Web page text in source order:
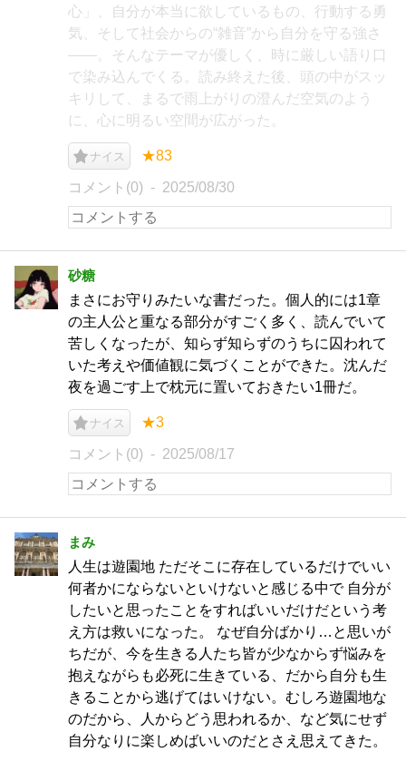
心」、自分が本当に欲しているもの、行動する勇
気、そして社会からの“雑音”から自分を守る強さ
——。そんなテーマが優しく、時に厳しい語り口
で染み込んでくる。読み終えた後、頭の中がスッ
キリして、まるで雨上がりの澄んだ空気のよう
に、心に明るい空間が広がった。
ナイス ★83
コメント(0) 2025/08/30
砂糖
まさにお守りみたいな書だった。個人的には1章
の主人公と重なる部分がすごく多く、読んでいて
苦しくなったが、知らず知らずのうちに囚われて
いた考えや価値観に気づくことができた。沈んだ
夜を過ごす上で枕元に置いておきたい1冊だ。
ナイス ★3
コメント(0) 2025/08/17
まみ
人生は遊園地 ただそこに存在しているだけでいい
何者かにならないといけないと感じる中で 自分が
したいと思ったことをすればいいだけだという考
え方は救いになった。 なぜ自分ばかり…と思いが
ちだが、今を生きる人たち皆が少なからず悩みを
抱えながらも必死に生きている、だから自分も生
きることから逃げてはいけない。むしろ遊園地な
のだから、人からどう思われるか、など気にせず
自分なりに楽しめばいいのだとさえ思えてきた。